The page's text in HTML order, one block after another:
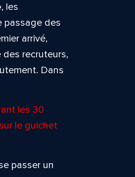
, les
passage des
arrivé,
des recruteurs,
Dans
les 30
le guichet
passer un